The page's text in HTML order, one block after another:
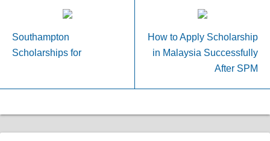
Southampton
Scholarships for
How to Apply Scholarship
in Malaysia Successfully
After SPM